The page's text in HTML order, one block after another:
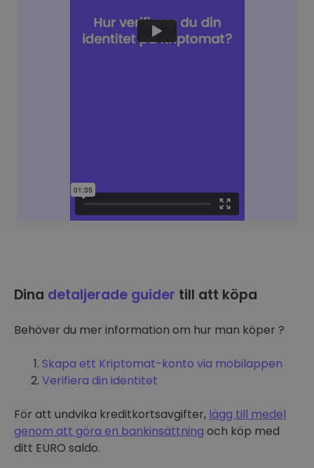
Dina detaljerade guider till att köpa
Behöver du mer information om hur man köper ?
Skapa ett Kriptomat-konto via mobilappen
Verifiera din identitet
För att undvika kreditkortsavgifter, lägg till medel
genom att göra en bankinsättning och köp med
ditt EURO saldo.